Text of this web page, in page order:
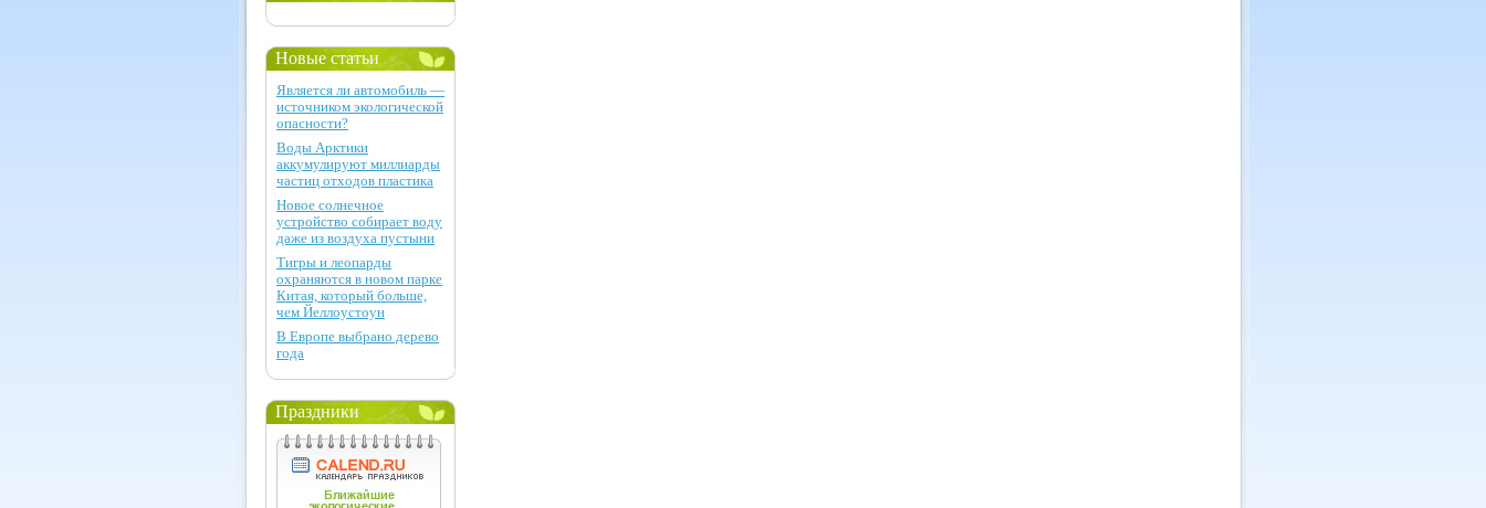
Новые статьи
Является ли автомобиль —
источником экологической
опасности?
Воды Арктики
аккумулируют миллиарды
частиц отходов пластика
Новое солнечное
устройство собирает воду
даже из воздуха пустыни
Тигры и леопарды
охраняются в новом парке
Китая, который больше,
чем Йеллоустоун
В Европе выбрано дерево
года
Праздники